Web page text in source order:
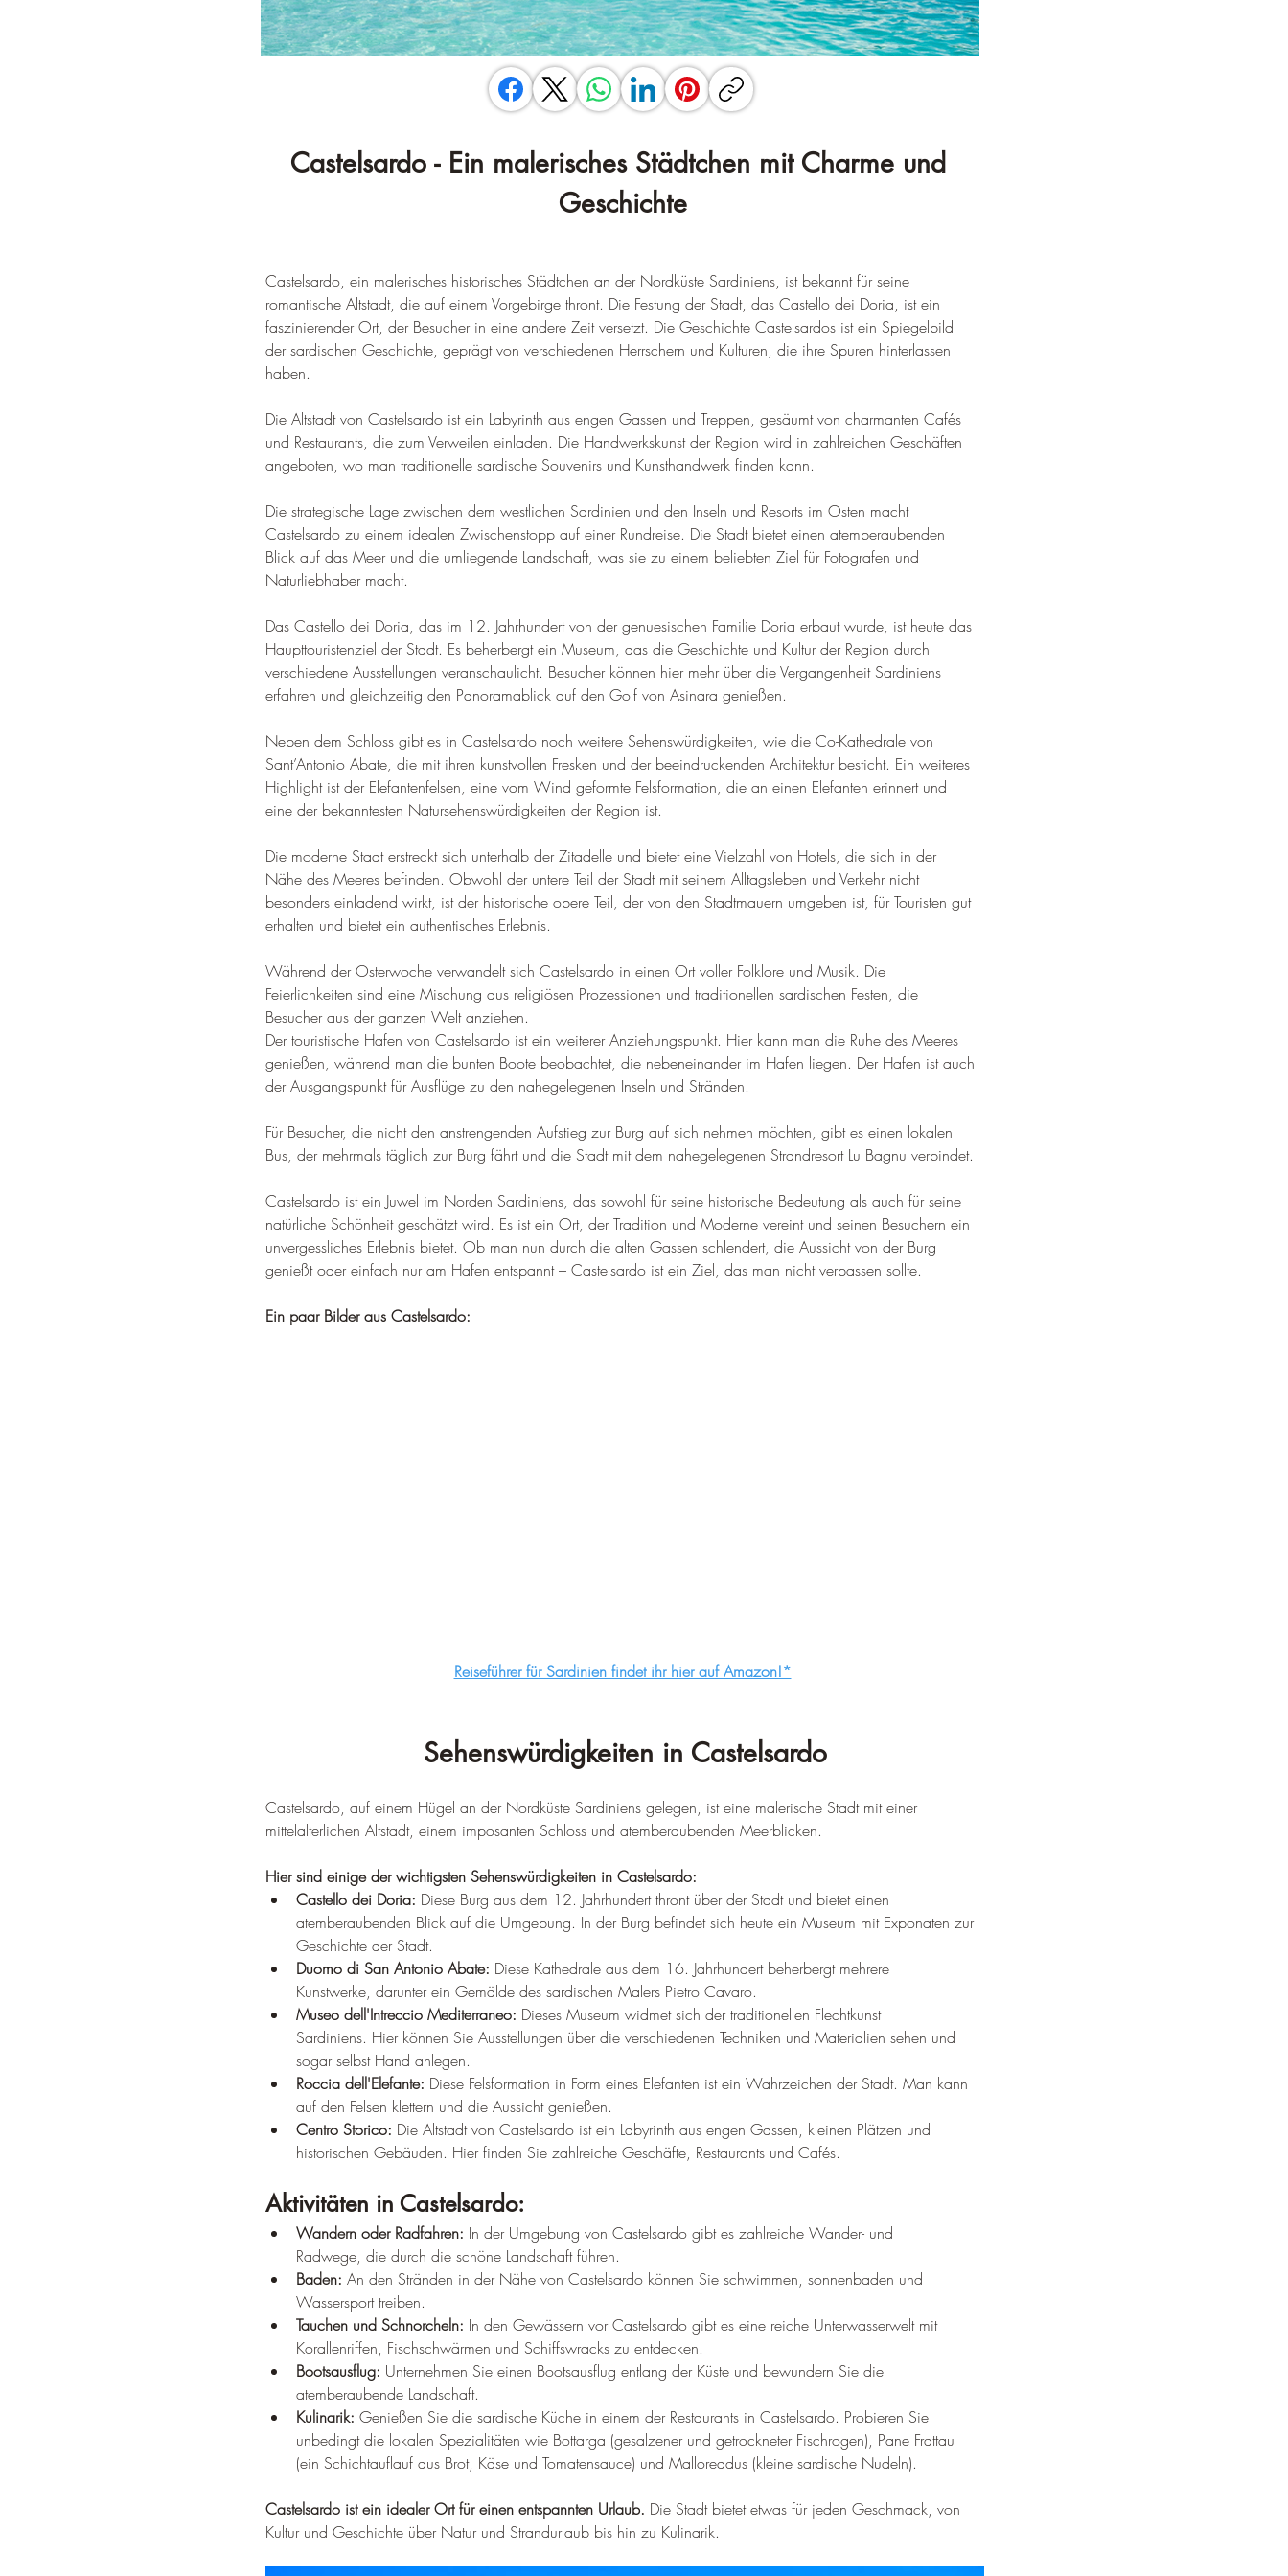
–¡
Castelsardo - Ein malerisches Städtchen mit Charme und
Geschichte
Castelsardo, ein malerisches historisches Städtchen an der Nordküste Sardiniens, ist bekannt für seine
romantische Altstadt, die auf einem Vorgebirge thront. Die Festung der Stadt, das Castello dei Doria, ist ein
faszinierender Ort, der Besucher in eine andere Zeit versetzt. Die Geschichte Castelsardos ist ein Spiegelbild
der sardischen Geschichte, geprägt von verschiedenen Herrschern und Kulturen, die ihre Spuren hinterlassen
haben.
Die Altstadt von Castelsardo ist ein Labyrinth aus engen Gassen und Treppen, gesäumt von charmanten Cafés
und Restaurants, die zum Verweilen einladen. Die Handwerkskunst der Region wird in zahlreichen Geschäften
angeboten, wo man traditionelle sardische Souvenirs und Kunsthandwerk finden kann.
Die strategische Lage zwischen dem westlichen Sardinien und den Inseln und Resorts im Osten macht
Castelsardo zu einem idealen Zwischenstopp auf einer Rundreise. Die Stadt bietet einen atemberaubenden
Blick auf das Meer und die umliegende Landschaft, was sie zu einem beliebten Ziel für Fotografen und
Naturliebhaber macht.
Das Castello dei Doria, das im 12. Jahrhundert von der genuesischen Familie Doria erbaut wurde, ist heute das
Haupttouristenziel der Stadt. Es beherbergt ein Museum, das die Geschichte und Kultur der Region durch
verschiedene Ausstellungen veranschaulicht. Besucher können hier mehr über die Vergangenheit Sardiniens
erfahren und gleichzeitig den Panoramablick auf den Golf von Asinara genießen.
Neben dem Schloss gibt es in Castelsardo noch weitere Sehenswürdigkeiten, wie die Co-Kathedrale von
Sant’Antonio Abate, die mit ihren kunstvollen Fresken und der beeindruckenden Architektur besticht. Ein weiteres
Highlight ist der Elefantenfelsen, eine vom Wind geformte Felsformation, die an einen Elefanten erinnert und
eine der bekanntesten Natursehenswürdigkeiten der Region ist.
Die moderne Stadt erstreckt sich unterhalb der Zitadelle und bietet eine Vielzahl von Hotels, die sich in der
Nähe des Meeres befinden. Obwohl der untere Teil der Stadt mit seinem Alltagsleben und Verkehr nicht
besonders einladend wirkt, ist der historische obere Teil, der von den Stadtmauern umgeben ist, für Touristen gut
erhalten und bietet ein authentisches Erlebnis.
Während der Osterwoche verwandelt sich Castelsardo in einen Ort voller Folklore und Musik. Die
Feierlichkeiten sind eine Mischung aus religiösen Prozessionen und traditionellen sardischen Festen, die
Besucher aus der ganzen Welt anziehen.
Der touristische Hafen von Castelsardo ist ein weiterer Anziehungspunkt. Hier kann man die Ruhe des Meeres
genießen, während man die bunten Boote beobachtet, die nebeneinander im Hafen liegen. Der Hafen ist auch
der Ausgangspunkt für Ausflüge zu den nahegelegenen Inseln und Stränden.
Für Besucher, die nicht den anstrengenden Aufstieg zur Burg auf sich nehmen möchten, gibt es einen lokalen
Bus, der mehrmals täglich zur Burg fährt und die Stadt mit dem nahegelegenen Strandresort Lu Bagnu verbindet.
Castelsardo ist ein Juwel im Norden Sardiniens, das sowohl für seine historische Bedeutung als auch für seine
natürliche Schönheit geschätzt wird. Es ist ein Ort, der Tradition und Moderne vereint und seinen Besuchern ein
unvergessliches Erlebnis bietet. Ob man nun durch die alten Gassen schlendert, die Aussicht von der Burg
genießt oder einfach nur am Hafen entspannt – Castelsardo ist ein Ziel, das man nicht verpassen sollte.
Ein paar Bilder aus Castelsardo:
Reiseführer für Sardinien findet ihr hier auf Amazon!*
Sehenswürdigkeiten in Castelsardo
Castelsardo, auf einem Hügel an der Nordküste Sardiniens gelegen, ist eine malerische Stadt mit einer
mittelalterlichen Altstadt, einem imposanten Schloss und atemberaubenden Meerblicken.
Hier sind einige der wichtigsten Sehenswürdigkeiten in Castelsardo:
Castello dei Doria: Diese Burg aus dem 12. Jahrhundert thront über der Stadt und bietet einen
atemberaubenden Blick auf die Umgebung. In der Burg befindet sich heute ein Museum mit Exponaten zur
Geschichte der Stadt.
Duomo di San Antonio Abate: Diese Kathedrale aus dem 16. Jahrhundert beherbergt mehrere
Kunstwerke, darunter ein Gemälde des sardischen Malers Pietro Cavaro.
Museo dell'Intreccio Mediterraneo: Dieses Museum widmet sich der traditionellen Flechtkunst
Sardiniens. Hier können Sie Ausstellungen über die verschiedenen Techniken und Materialien sehen und
sogar selbst Hand anlegen.
Roccia dell'Elefante: Diese Felsformation in Form eines Elefanten ist ein Wahrzeichen der Stadt. Man kann
auf den Felsen klettern und die Aussicht genießen.
Centro Storico: Die Altstadt von Castelsardo ist ein Labyrinth aus engen Gassen, kleinen Plätzen und
historischen Gebäuden. Hier finden Sie zahlreiche Geschäfte, Restaurants und Cafés.
Aktivitäten in Castelsardo:
Wandern oder Radfahren: In der Umgebung von Castelsardo gibt es zahlreiche Wander- und
Radwege, die durch die schöne Landschaft führen.
Baden: An den Stränden in der Nähe von Castelsardo können Sie schwimmen, sonnenbaden und
Wassersport treiben.
Tauchen und Schnorcheln: In den Gewässern vor Castelsardo gibt es eine reiche Unterwasserwelt mit
Korallenriffen, Fischschwärmen und Schiffswracks zu entdecken.
Bootsausflug: Unternehmen Sie einen Bootsausflug entlang der Küste und bewundern Sie die
atemberaubende Landschaft.
Kulinarik: Genießen Sie die sardische Küche in einem der Restaurants in Castelsardo. Probieren Sie
unbedingt die lokalen Spezialitäten wie Bottarga (gesalzener und getrockneter Fischrogen), Pane Frattau
(ein Schichtauflauf aus Brot, Käse und Tomatensauce) und Malloreddus (kleine sardische Nudeln).
Castelsardo ist ein idealer Ort für einen entspannten Urlaub. Die Stadt bietet etwas für jeden Geschmack, von
Kultur und Geschichte über Natur und Strandurlaub bis hin zu Kulinarik.